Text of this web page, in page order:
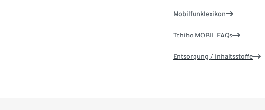
Mobilfunklexikon
Tchibo MOBIL FAQs
Entsorgung / Inhaltsstoffe